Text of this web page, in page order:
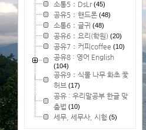
소통5：DsLr(45)
공유5：핸드폰 (48)
소통6：글귀 (48)
공유6：요리(학원) (20)
공유7：커피coffee (10)
공유8 : 영어 English
(104)
공유9：식물 나무 화초 꽃
허브 (17)
공유 : 우리말공부 한글 맞
춤법 (10)
세무, 세무사, 시험 (5)